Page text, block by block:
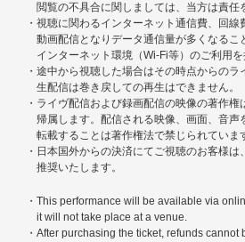
閲覧の不具合に関しましては、当方は責任
・視聴に関わるインターネット通信費、回
動画配信となりデータ通信量が多くなるこ
インターネット環境（Wi-Fi等）のご利用
・途中から視聴した場合はその時点からのラ
生配信は巻き戻しての再生はできません。
・ライヴ配信および録画配信の映像の著作
帰属します。配信される映像、画面、音
転載することは著作権法で禁じられていま
・日本国外からの決済にてご視聴のお客様は
推奨いたします。
・This performance will be available via
it will not take place at a venue.
・After purchasing the ticket, refunds